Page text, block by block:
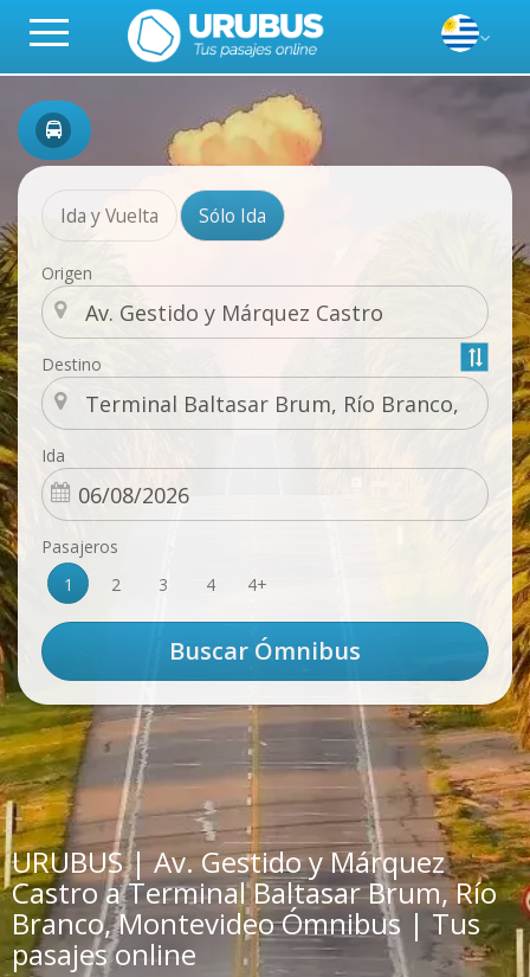
Ida y Vuelta Sólo Ida
Origen
Destino
Ida
Pasajeros
1
2 3 4 4+
URUBUS | Av. Gestido y Márquez
Castro a Terminal Baltasar Brum, Río
Branco, Montevideo Ómnibus | Tus
pasajes online